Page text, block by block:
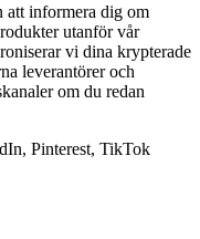
att informera dig om
utanför vår
vi dina krypterade
leverantörer och
om du redan
Pinterest, TikTok